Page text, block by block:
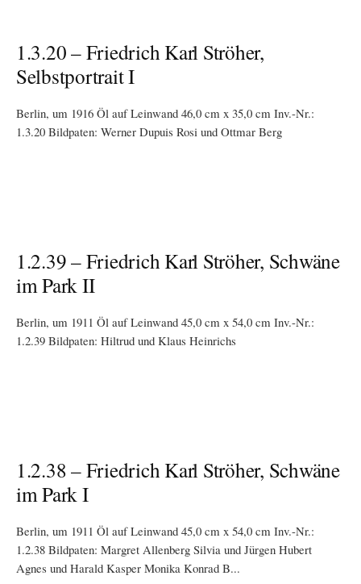
1.3.20 – Friedrich Karl Ströher,
Selbstportrait I
Berlin, um 1916 Öl auf Leinwand 46,0 cm x 35,0 cm Inv.-Nr.:
1.3.20 Bildpaten: Werner Dupuis Rosi und Ottmar Berg
1.2.39 – Friedrich Karl Ströher, Schwäne
im Park II
Berlin, um 1911 Öl auf Leinwand 45,0 cm x 54,0 cm Inv.-Nr.:
1.2.39 Bildpaten: Hiltrud und Klaus Heinrichs
1.2.38 – Friedrich Karl Ströher, Schwäne
im Park I
Berlin, um 1911 Öl auf Leinwand 45,0 cm x 54,0 cm Inv.-Nr.:
1.2.38 Bildpaten: Margret Allenberg Silvia und Jürgen Hubert
Agnes und Harald Kasper Monika Konrad B...